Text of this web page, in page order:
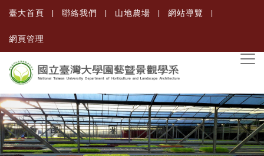
臺大首頁 聯絡我們 山地農場 網站導覽
網頁管理